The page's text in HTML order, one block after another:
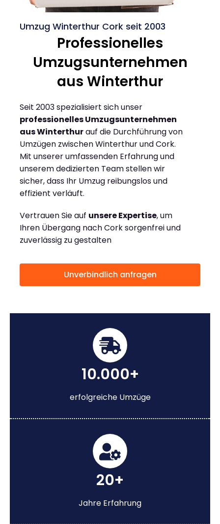
Umzug Winterthur Cork seit 2003
Professionelles
Umzugsunternehmen
aus Winterthur
Seit 2003 spezialisiert sich unser
professionelles Umzugsunternehmen
aus Winterthurauf die Durchführung von
Umzügen zwischen Winterthur und Cork.
Mit unserer umfassenden Erfahrung und
unserem dedizierten Team stellen wir
sicher, dass Ihr Umzug reibungslos und
effizient verläuft.
Vertrauen Sie auf unsere Expertise, um
Ihren Übergang nach Cork sorgenfrei und
zuverlässig zu gestalten
Unverbindlich anfragen
10.000+
erfolgreiche Umzüge
20+
Jahre Erfahrung